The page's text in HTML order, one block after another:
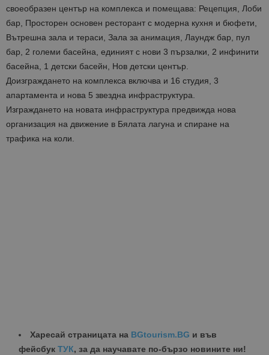
своеобразен център на комплекса и помещава: Рецепция, Лоби
бар, Просторен основен ресторант с модерна кухня и бюфети,
Вътрешна зала и тераси, Зала за анимация, Лаундж бар, пул
бар, 2 големи басейна, единият с нови 3 пързалки, 2 инфинити
басейна, 1 детски басейн, Нов детски център.
Доизграждането на комплекса включва и 16 студия, 3
апартамента и нова 5 звездна инфраструктура.
Изграждането на новата инфраструктура предвижда нова
организация на движение в Бялата лагуна и спиране на
трафика на коли.
Харесай страницата на BGtourism.BG и във
фейсбук ТУК, за да научавате по-бързо новините ни!